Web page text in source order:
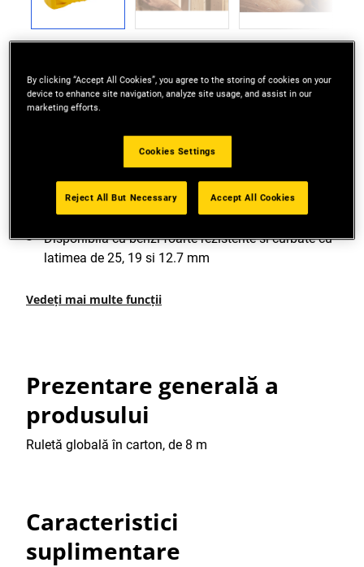
Carcasa din plastic, ergonomica si rezistenta la
Banda metalica acoperita in intregime cu un strat
protector de lac rezistent la abraziune
Disponibila cu benzi foarte rezistente si curbate cu
latimea de 25, 19 si 12.7 mm
Vedeți mai multe funcții
Prezentare generală a
produsului
Ruletă globală în carton, de 8 m
Caracteristici
suplimentare
By clicking “Accept All Cookies”, you agree to the storing of cookies on your
device to enhance site navigation, analyze site usage, and assist in our
marketing efforts.
Cookies Settings
Reject All But Necessary Accept All Cookies